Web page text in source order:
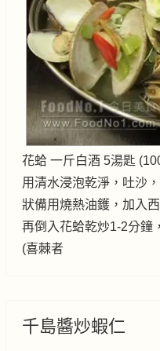
花蛤 一斤白酒 5湯匙
用清水浸泡乾淨，吐沙
狀備用燒熱油鑊，加入
再倒入花蛤乾炒1-2分鐘
(喜棘者
千島醬炒蝦仁